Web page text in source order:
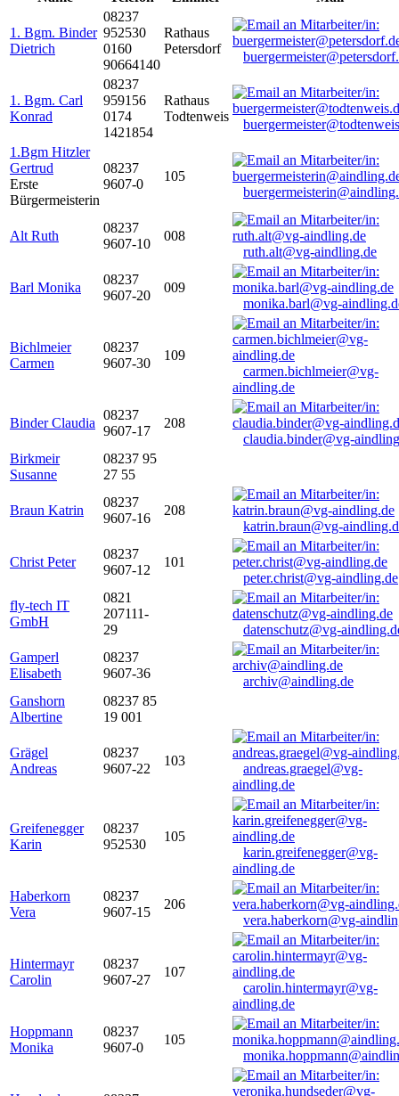
1. Bgm. Binder
Dietrich
08237
952530
0160
90664140
Rathaus
Petersdorf
1. Bgm. Carl
Konrad
08237
959156
0174
1421854
Rathaus
Todtenweis
1.Bgm Hitzler
Gertrud
Erste
Bürgermeisterin
08237
9607-0
105
Alt Ruth
08237
9607-10
008
ruth.alt@vg-aindling.de
Barl Monika
08237
9607-20
009
monika.barl@vg-
Bichlmeier
Carmen
08237
9607-30
109
carmen.bichlmeier@vg-
aindling.de
Binder Claudia
08237
9607-17
208
claudia.binder@vg-
Birkmeir
Susanne
08237 95
27 55
Braun Katrin
08237
9607-16
208
katrin.braun@vg-
Christ Peter
08237
9607-12
101
peter.christ@vg-aindling.de
fly-tech IT
GmbH
0821
207111-
29
datenschutz@vg-
Gamperl
Elisabeth
08237
9607-36
archiv@aindling.de
Ganshorn
Albertine
08237 85
19 001
Grägel
Andreas
08237
9607-22
103
andreas.graegel@vg-
aindling.de
Greifenegger
Karin
08237
952530
105
karin.greifenegger@vg-
aindling.de
Haberkorn
Vera
08237
9607-15
206
vera.haberkorn@vg-
Hintermayr
Carolin
08237
9607-27
107
carolin.hintermayr@vg-
aindling.de
Hoppmann
Monika
08237
9607-0
105